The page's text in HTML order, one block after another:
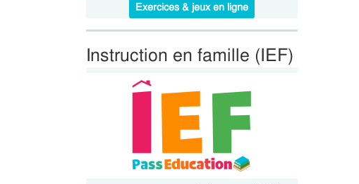
Exercices & jeux en ligne
Instruction en famille (IEF)